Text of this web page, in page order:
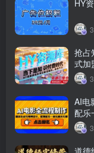
HY
抢占
式加
AI电
配乐